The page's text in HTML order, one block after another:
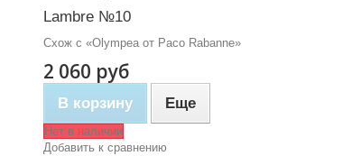
Lambre №10
Схож с «Olympea от Paco Rabanne»
2 060 руб
В корзину Еще
Нет в наличии
Добавить к сравнению